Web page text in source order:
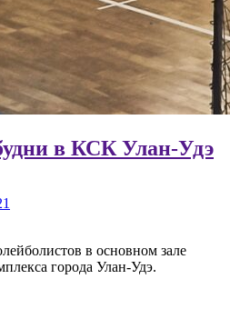
в КСК Улан-Удэ
в основном зале
города Улан-Удэ.